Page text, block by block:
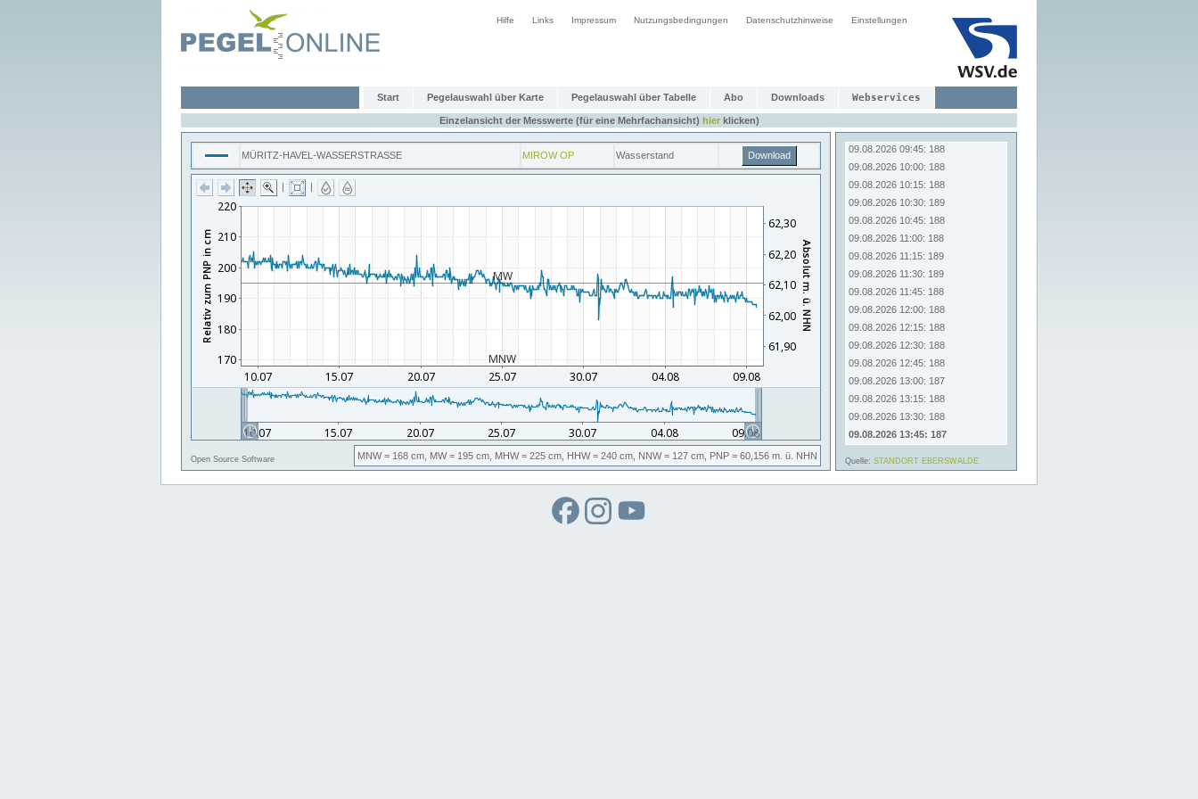
Hilfe Links Impressum Nutzungsbedingungen Datenschutzhinweise Einstellungen
Start Pegelauswahl über Karte Pegelauswahl über Tabelle Abo Downloads Webservices
Einzelansicht der Messwerte (für eine Mehrfachansicht) hierklicken)
MÜRITZ-HAVEL-WASSERSTRASSE MIROW OP Wasserstand Download
| |
Open Source Software MNW= 168 cm, MW= 195 cm, MHW= 225 cm, HHW= 240 cm, NNW= 127 cm, PNP = 60,156 m. ü. NHN
09.08.2026 08:00: 189
09.08.2026 09:00: 188
09.08.2026 09:15: 187
09.08.2026 09:30: 188
09.08.2026 09:45: 188
09.08.2026 10:00: 188
09.08.2026 10:15: 188
09.08.2026 10:30: 189
09.08.2026 10:45: 188
09.08.2026 11:00: 188
09.08.2026 11:15: 189
09.08.2026 11:30: 189
09.08.2026 11:45: 188
09.08.2026 12:00: 188
09.08.2026 12:15: 188
09.08.2026 12:30: 188
09.08.2026 12:45: 188
09.08.2026 13:00: 187
09.08.2026 13:15: 188
09.08.2026 13:30: 188
09.08.2026 13:45: 187
Quelle: STANDORT EBERSWALDE